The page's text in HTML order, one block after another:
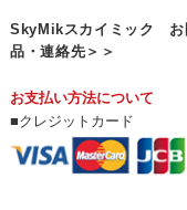
SkyMikスカイミック お
品・連絡先＞＞
お支払い方法について
■クレジットカード